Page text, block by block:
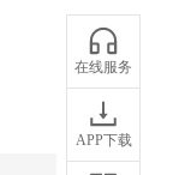
在线服务
APP下载